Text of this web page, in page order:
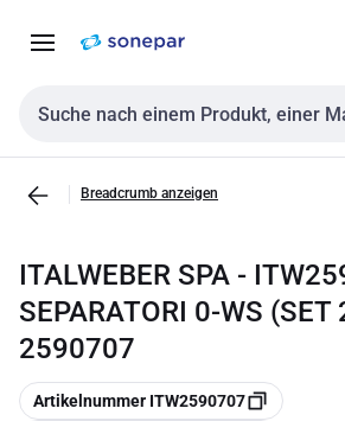
NavigationInhalt
Sucheingabe
Breadcrumb anzeigen
ITALWEBER SPA -
SEPARATORI 0-WS (SET
2590707
Kopieren
Artikelnummer ITW2590707